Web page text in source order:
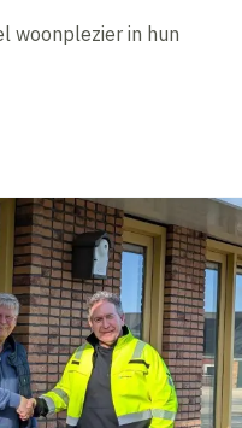
woonplezier in hun